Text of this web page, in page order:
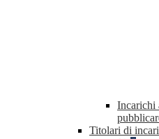
Incarichi
Titolari di